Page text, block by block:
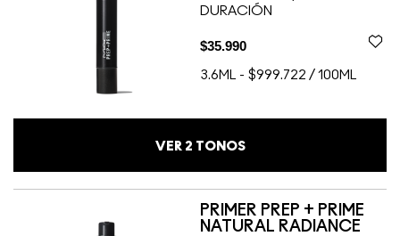
DURACIÓN
$35.990
3.6ML - $999.722 / 100ML
VER 2 TONOS
PRIMER PREP + PRIME
NATURAL RADIANCE